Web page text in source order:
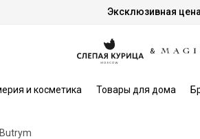
Эксклюзивная цена
и косметика Товары для дома